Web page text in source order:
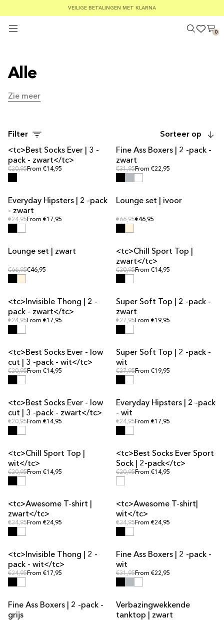
KOOP 3 ONDERGOEDPRODUCTEN EN KRIJG DE GOEDKOOPSTE GRATIS
GRATIS VERZENDING BIJ BESTELLINGEN BOVEN €75
VEILIGE BETALINGEN MET KLARNA
0
Alle
Zie meer
Filter
Sorteer op
<tc>Best Socks Ever | 3 -
pack - zwart</tc>
Reguliere prijs
€20,95Reguliere prijs
From €14,95
Fine Ass Boxers | 2 -pack -
zwart
Reguliere prijs
€31,95Reguliere prijs
From €22,95
UITVERKOOP
Everyday Hipsters | 2 -pack
- zwart
Reguliere prijs
€24,95Reguliere prijs
From €17,95
UITVERKOOP
Lounge set | ivoor
Reguliere prijs
€66,95Reguliere prijs
€46,95
UITVERKOOP
Lounge set | zwart
Reguliere prijs
€66,95Reguliere prijs
€46,95
UITVERKOOP
<tc>Chill Sport Top |
zwart</tc>
Reguliere prijs
€20,95Reguliere prijs
From €14,95
UITVERKOOP
<tc>Invisible Thong | 2 -
pack - zwart</tc>
Reguliere prijs
€24,95Reguliere prijs
From €17,95
UITVERKOOP
Super Soft Top | 2 -pack -
zwart
Reguliere prijs
€27,95Reguliere prijs
From €19,95
<tc>Best Socks Ever - low
cut | 3 -pack - wit</tc>
Reguliere prijs
€20,95Reguliere prijs
From €14,95
UITVERKOOP
Super Soft Top | 2 -pack -
wit
Reguliere prijs
€27,95Reguliere prijs
From €19,95
<tc>Best Socks Ever - low
cut | 3 -pack - zwart</tc>
Reguliere prijs
€20,95Reguliere prijs
From €14,95
UITVERKOOP
Everyday Hipsters | 2 -pack
- wit
Reguliere prijs
€24,95Reguliere prijs
From €17,95
UITVERKOOP
<tc>Chill Sport Top |
wit</tc>
Reguliere prijs
€20,95Reguliere prijs
From €14,95
<tc>Best Socks Ever Sport
Sock | 2-pack</tc>
Reguliere prijs
€20,95Reguliere prijs
From €14,95
<tc>Awesome T-shirt |
zwart</tc>
Reguliere prijs
€34,95Reguliere prijs
From €24,95
<tc>Awesome T-shirt|
wit</tc>
Reguliere prijs
€34,95Reguliere prijs
From €24,95
UITVERKOOP
<tc>Invisible Thong | 2 -
pack - wit</tc>
Reguliere prijs
€24,95Reguliere prijs
From €17,95
Fine Ass Boxers | 2 -pack -
wit
Reguliere prijs
€31,95Reguliere prijs
From €22,95
Fine Ass Boxers | 2 -pack -
grijs
UITVERKOOP
Verbazingwekkende
tanktop | zwart